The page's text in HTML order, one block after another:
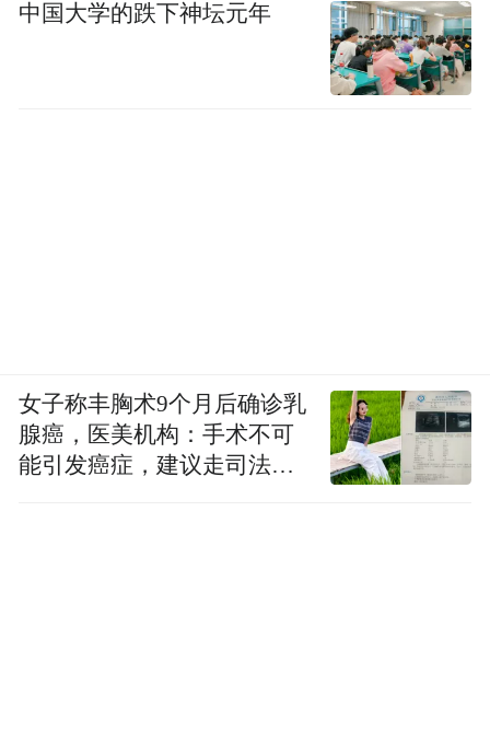
中国大学的跌下神坛元年
女子称丰胸术9个月后确诊乳
腺癌，医美机构：手术不可
能引发癌症，建议走司法途